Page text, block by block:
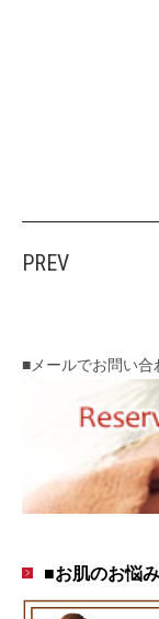
PREV
■メールでお問い合
■お肌のお悩